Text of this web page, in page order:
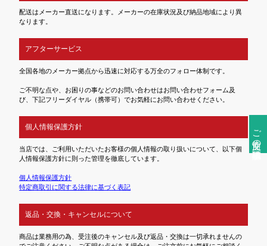
ご注文前の確認事項
配送はメーカー直送になります。メーカーの在庫状況及び納品地域により異
なります。
アフターサービス
全国各地のメーカー拠点から迅速に対応する万全のフォロー体制です。
ご不明な点や、お困りの事などのお問い合わせはお問い合わせフォーム及
び、下記フリーダイヤル（携帯可）でお気軽にお問い合わせください。
個人情報保護方針
当店では、ご利用いただいたお客様の個人情報の取り扱いについて、以下個
人情報保護方針に則った管理を徹底しています。
個人情報保護方針
特定商取引に関する法律に基づく表記
返品・交換・キャンセルについて
商品は業務用の為、受注後のキャンセル及び返品・交換は一切承れませんの